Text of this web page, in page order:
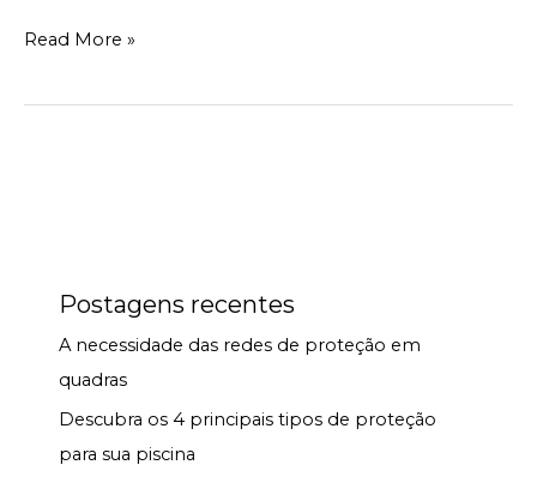
Read More »
Postagens recentes
A necessidade das redes de proteção em
quadras
Descubra os 4 principais tipos de proteção
para sua piscina